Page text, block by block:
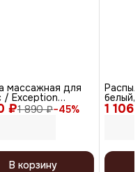
₽1 890 ₽−45%
массажная для
/ Exception
синий
В корзину
1 106
белый,